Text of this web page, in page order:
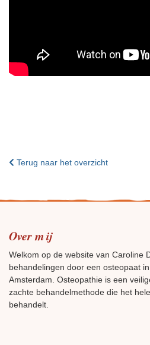
Terug naar het overzicht
Over mij
Welkom op de website van Caroline
behandelingen door een osteopaat
Amsterdam. Osteopathie is een
zachte behandelmethode die het
behandelt.